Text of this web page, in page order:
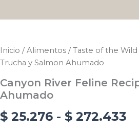
Inicio /Alimentos /Taste of the Wild
Trucha y Salmon Ahumado
Canyon River Feline
Ahumado
$ 25.276 - $ 272.433
Canyon
River
Recipe
Trucha
y
Salmon
Ahumado